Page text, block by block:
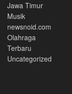
Jawa Timur
Musik
newsnoid.com
Olahraga
Terbaru
Uncategorized